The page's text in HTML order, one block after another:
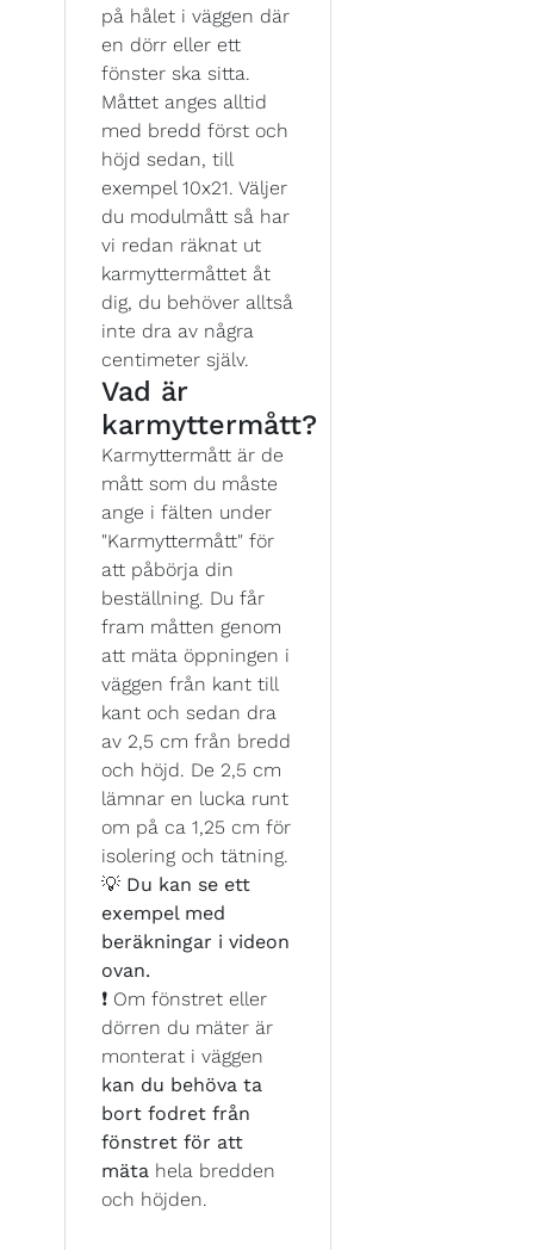
på hålet i väggen där
en dörr eller ett
fönster ska sitta.
Måttet anges alltid
med bredd först och
höjd sedan, till
exempel 10x21. Väljer
du modulmått så har
vi redan räknat ut
karmyttermåttet åt
dig, du behöver alltså
inte dra av några
centimeter själv.
Vad är
karmyttermått?
Karmyttermått är de
mått som du måste
ange i fälten under
"Karmyttermått" för
att påbörja din
beställning. Du får
fram måtten genom
att mäta öppningen i
väggen från kant till
kant och sedan dra
av 2,5 cm från bredd
och höjd. De 2,5 cm
lämnar en lucka runt
om på ca 1,25 cm för
isolering och tätning.
💡 Du kan se ett
exempel med
beräkningar i videon
ovan.
❗ Om fönstret eller
dörren du mäter är
monterat i väggen
kan du behöva ta
bort fodret från
fönstret för att
mäta hela bredden
och höjden.